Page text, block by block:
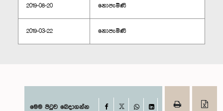
2019-08-20 නොපැමිණි
2019-03-22 නොපැමිණි
මෙම පිටුව බෙදාගන්න Facebook